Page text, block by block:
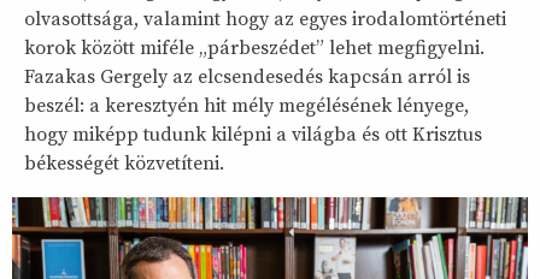
olvasottsága, valamint hogy az egyes irodalomtörténeti
korok között miféle „párbeszédet” lehet megfigyelni.
Fazakas Gergely az elcsendesedés kapcsán arról is
beszél: a keresztyén hit mély megélésének lényege,
hogy miképp tudunk kilépni a világba és ott Krisztus
békességét közvetíteni.